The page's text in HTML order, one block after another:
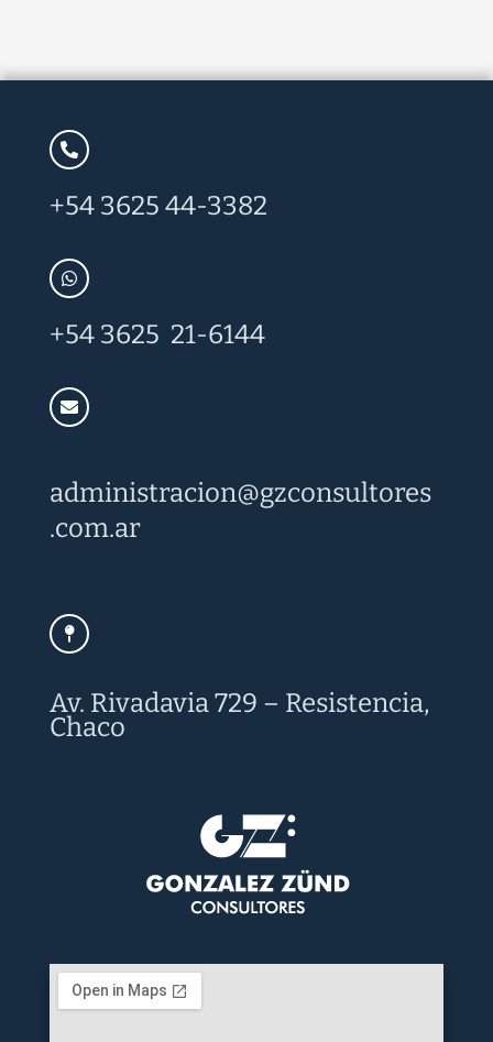
+54 3625 44-3382
+54 3625 21-6144
administracion@gzconsultores
.com.ar
Av. Rivadavia 729 – Resistencia,
Chaco